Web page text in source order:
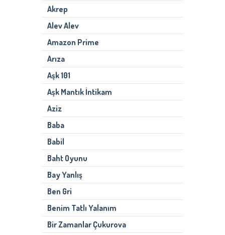
Akrep
Alev Alev
Amazon Prime
Arıza
Aşk 101
Aşk Mantık İntikam
Aziz
Baba
Babil
Baht Oyunu
Bay Yanlış
Ben Gri
Benim Tatlı Yalanım
Bir Zamanlar Çukurova